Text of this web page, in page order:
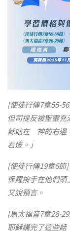
[使徒行傳7章55-
但司提反被聖靈
穌站在 神的右邊
右邊。」
[使徒行傳19章6節]
保羅按手在他們頭
又說預言。
[馬太福音7章28-
耶穌講完了這些話